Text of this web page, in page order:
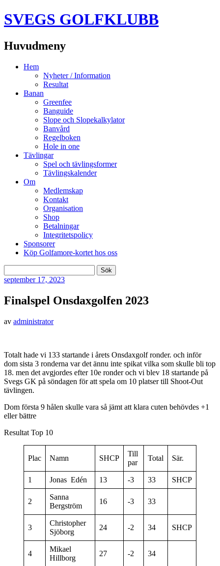
SVEGS GOLFKLUBB
Huvudmeny
HoppaHem
Nyheter / Information
Resultat
Banan
Greenfee
Banguide
Slope och Slopekalkylator
Banvård
Regelboken
Hole in one
Tävlingar
Spel och tävlingsformer
Tävlingskalender
Om
Medlemskap
Kontakt
Organisation
Shop
Betalningar
Integritetspolicy
Sponsorer
Köp Golfamore-kortet hos oss
efter:
september17, 2023
Finalspel Onsdaxgolfen 2023
av administrator
Totalt hade vi 133 startande i årets Onsdaxgolf ronder. och inför
dom sista 3 ronderna var det ännu inte spikat vilka som skulle bli top
18. men det avgjordes efter 10e ronder och vi blev 18 startande på
Svegs GK på söndagen för att spela om 10 platser till Shoot-Out
tävlingen.
Dom första 9 hålen skulle vara så jämt att klara cuten behövdes +1
eller bättre
Resultat Top 10
Plac Namn SHCP
Till
par
Total Sär.
1 Jonas Edén 13 -3 33 SHCP
2
Sanna
Bergström
16 -3 33
3
Christopher
Sjöborg
24 -2 34 SHCP
4
Mikael
Hillborg
27 -2 34